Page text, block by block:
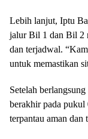
Lebih lanjut, Iptu
jalur Bil 1 dan Bil 2
dan terjadwal.
untuk memastikan
Setelah
berakhir pada
terpantau aman